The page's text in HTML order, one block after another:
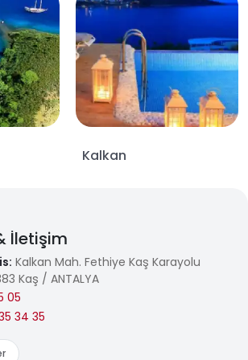
denizin, tarihin ve lüksün
yaşatacaktır.
Kalkan
İletişim
Kalkan Mah. Fethiye Kaş Karayolu
Kaş / ANTALYA
05
34 35